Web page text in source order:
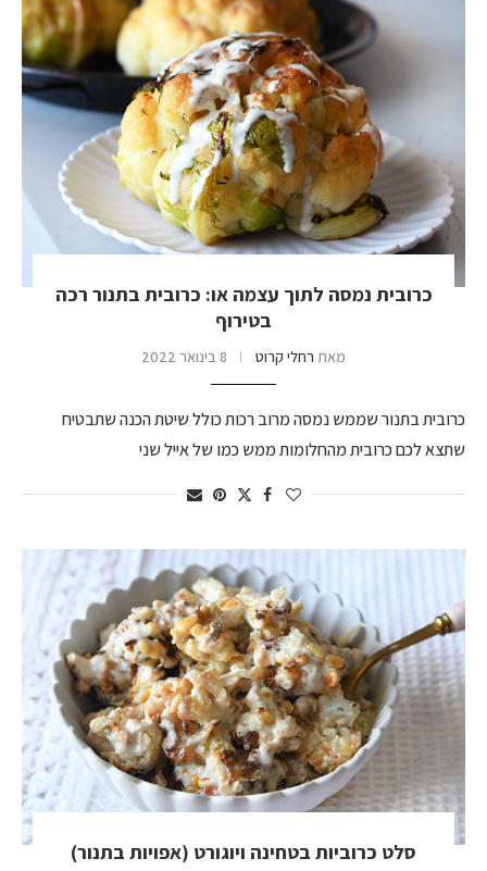
כרובית נמסה לתוך עצמה או: כרובית בתנור רכה
בטירוף
מאת רחלי קרוט 8 בינואר 2022
כרובית בתנור שממש נמסה מרוב רכות כולל שיטת הכנה שתבטיח
שתצא לכם כרובית מהחלומות ממש כמו של אייל שני
סלט כרוביות בטחינה ויוגורט (אפויות בתנור)